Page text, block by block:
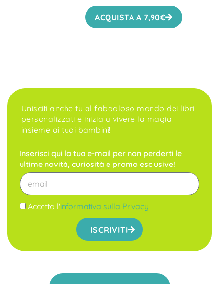
ACQUISTA A 7,90€
Unisciti anche tu al fabooloso mondo dei libri
personalizzati e inizia a vivere la magia
insieme ai tuoi bambini!
Inserisci qui la tua e-mail per non perderti le
ultime novità, curiosità e promo esclusive!
Accetto l'informativa sulla Privacy
ISCRIVITI